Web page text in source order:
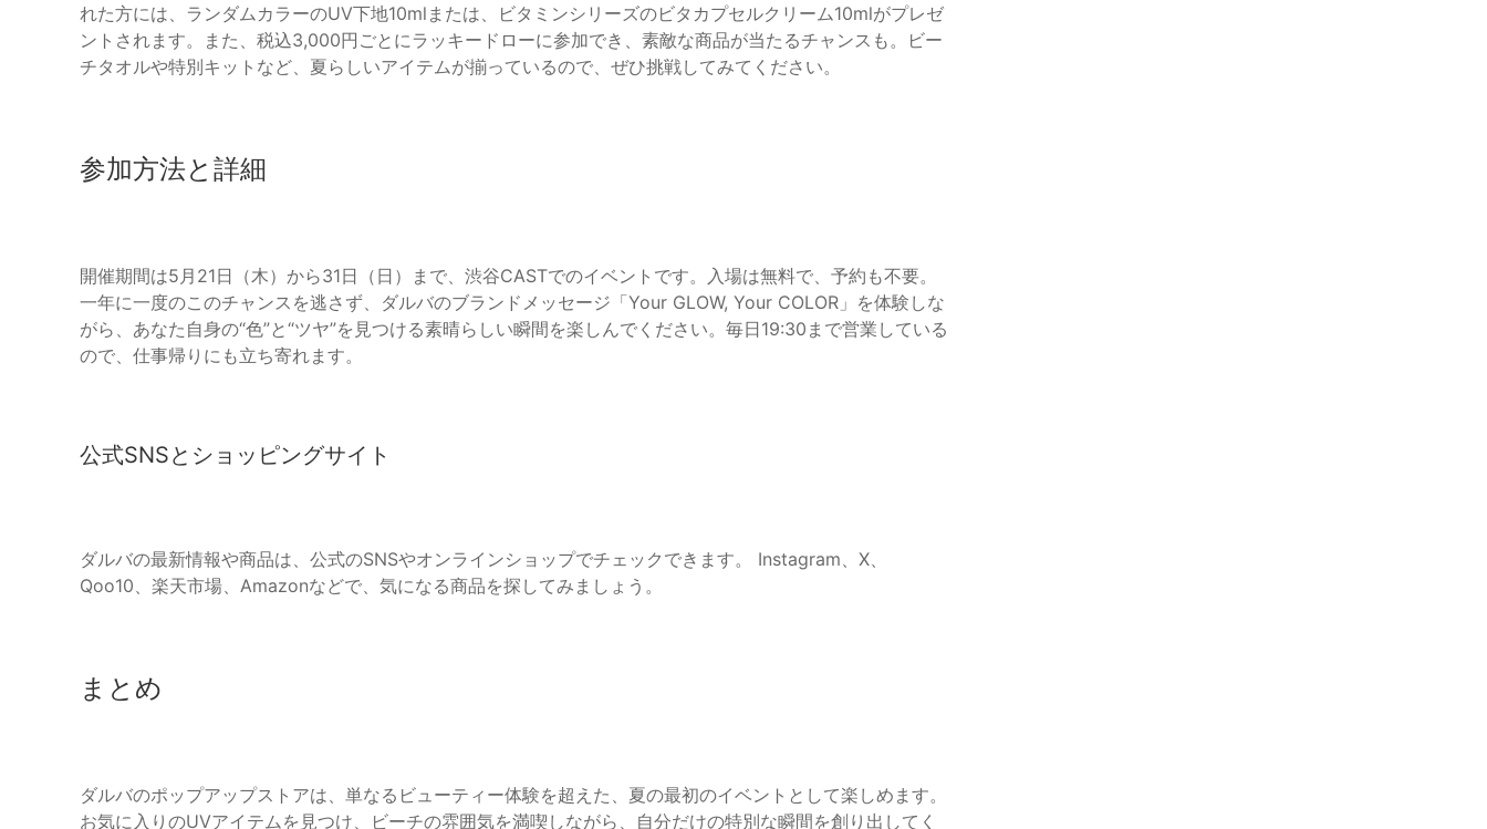
れた方には、ランダムカラーのUV下地10mlまたは、ビタミンシリーズのビタカプセルクリーム10mlがプレゼ
ントされます。また、税込3,000円ごとにラッキードローに参加でき、素敵な商品が当たるチャンスも。ビー
チタオルや特別キットなど、夏らしいアイテムが揃っているので、ぜひ挑戦してみてください。
参加方法と詳細
開催期間は5月21日（木）から31日（日）まで、渋谷CASTでのイベントです。入場は無料で、予約も不要。
一年に一度のこのチャンスを逃さず、ダルバのブランドメッセージ「Your GLOW, Your COLOR」を体験しな
がら、あなた自身の“色”と“ツヤ”を見つける素晴らしい瞬間を楽しんでください。毎日19:30まで営業している
ので、仕事帰りにも立ち寄れます。
公式SNSとショッピングサイト
ダルバの最新情報や商品は、公式のSNSやオンラインショップでチェックできます。 Instagram、X、
Qoo10、楽天市場、Amazonなどで、気になる商品を探してみましょう。
まとめ
ダルバのポップアップストアは、単なるビューティー体験を超えた、夏の最初のイベントとして楽しめます。
お気に入りのUVアイテムを見つけ、ビーチの雰囲気を満喫しながら、自分だけの特別な瞬間を創り出してく